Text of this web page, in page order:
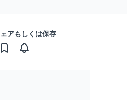
アもしくは保存